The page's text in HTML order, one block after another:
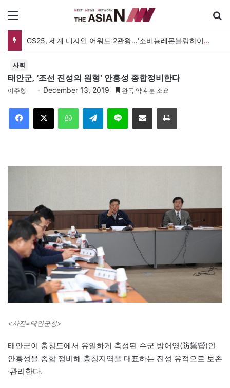
GS25, 세계 디자인 어워드 2관왕…‘소비뇽레몬블랑하이볼’ 디자인 경쟁력 인정
사회
태안군, ‘조선 진성의 원형’ 안흥성 종합정비한다
이주형 December 13, 2019 완독 약 4 분 소요
Telegram 이메일
<사진=태안군청>
태안군이 충청도에서 유일하게 축성된 수군 방어영(防禦營)인
안흥성을 종합 정비해 충청지역을 대표하는 진성 유적으로 보존
·관리한다.